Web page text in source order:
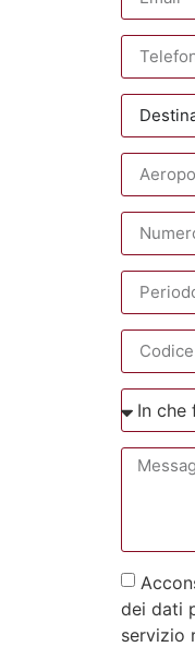
dei dati
servizio